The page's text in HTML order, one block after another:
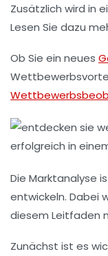
Zusätzlich wird in
Lesen Sie dazu
Ob Sie ein neues
Die Marktanalyse
entwickeln. Dabei
diesem Leitfaden
Zunächst ist es